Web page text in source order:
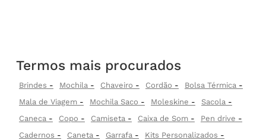
Termos mais procurados
Brindes Mochila Chaveiro Cordão
Bolsa Térmica
Mala de Viagem
Mochila Saco Moleskine
Sacola
Caneca
Copo Camiseta Caixa de Som
Pen drive
Cadernos
Caneta Garrafa
Kits Personalizados